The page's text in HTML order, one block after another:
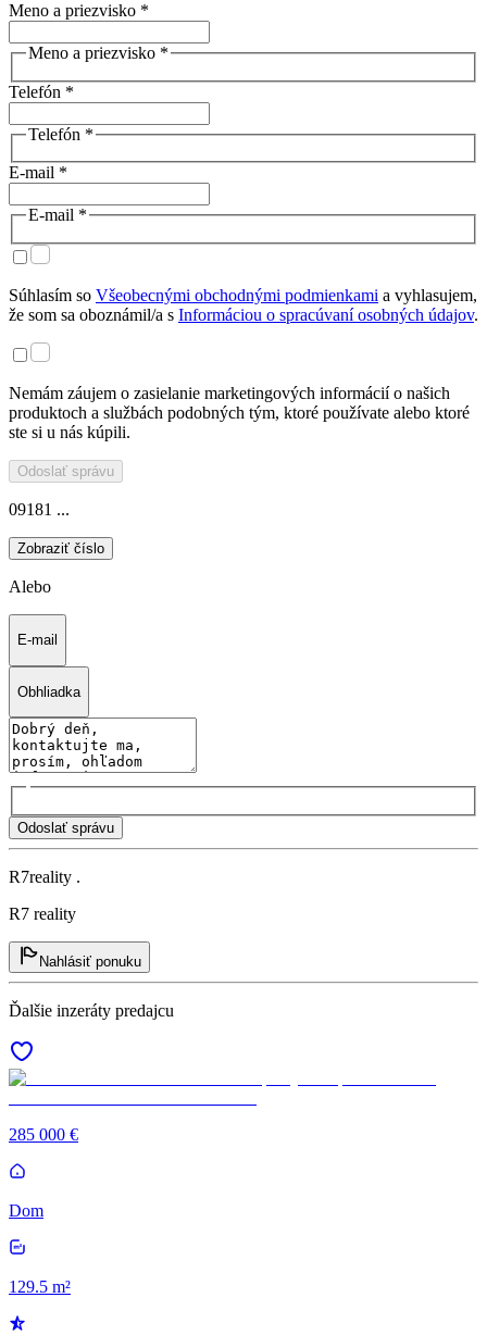
Meno a priezvisko *
Meno a priezvisko *
Telefón *
Telefón *
E-mail *
E-mail *
Súhlasím so Všeobecnými obchodnými podmienkami a vyhlasujem,
že som sa oboznámil/a s Informáciou o spracúvaní osobných údajov.
Nemám záujem o zasielanie marketingových informácií o našich
produktoch a službách podobných tým, ktoré používate alebo ktoré
ste si u nás kúpili.
Odoslať správu
09181 ...
Zobraziť číslo
Alebo
E-mail
Obhliadka
Odoslať správu
R7reality .
R7 reality
Nahlásiť ponuku
Ďalšie inzeráty predajcu
285 000 €
Dom
129.5 m²